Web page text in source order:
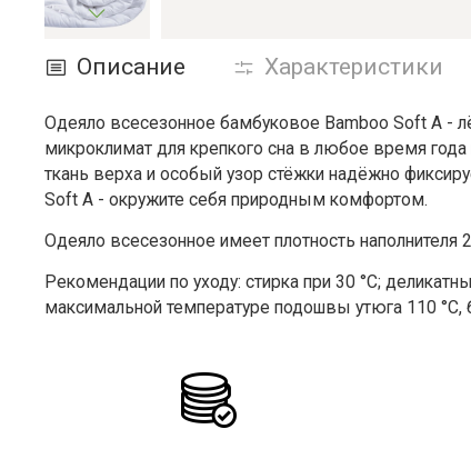
Описание Характеристики
Одеяло всесезонное бамбуковое Bamboo Soft А -
микроклимат для крепкого сна в любое время
ткань верха и особый узор стёжки надёжно
Soft А - окружите себя природным комфортом.
Одеяло всесезонное имеет плотность наполнителя
Рекомендации по уходу: стирка при 30 °С;
максимальной температуре подошвы утюга 110 °С,